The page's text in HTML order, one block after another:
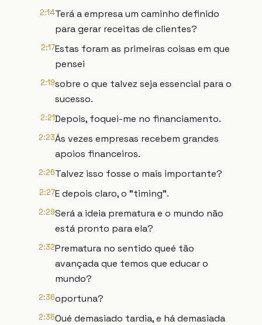
2:14Terá a empresa um caminho definido
para gerar receitas de clientes?
2:17Estas foram as primeiras coisas em que
pensei
2:19sobre o que talvez seja essencial para o
sucesso.
2:21Depois, foquei-me no financiamento.
2:23Ás vezes empresas recebem grandes
apoios financeiros.
2:26Talvez isso fosse o mais importante?
2:27E depois claro, o "timing".
2:29Será a ideia prematura e o mundo não
está pronto para ela?
2:32Prematura no sentido queé tão
avançada que temos que educar o
mundo?
2:36oportuna?
2:36Oué demasiado tardia, e há demasiada